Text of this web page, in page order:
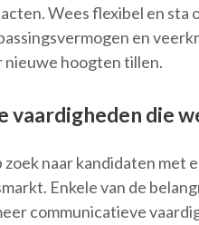
Wees flexibel en sta
en
nieuwe hoogten tillen.
die
naar kandidaten met
Enkele van de
communicatieve